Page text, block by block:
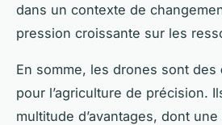
dans un contexte de
pression croissante sur les
En somme, les drones sont des
pour l’agriculture de précision.
multitude d’avantages, dont